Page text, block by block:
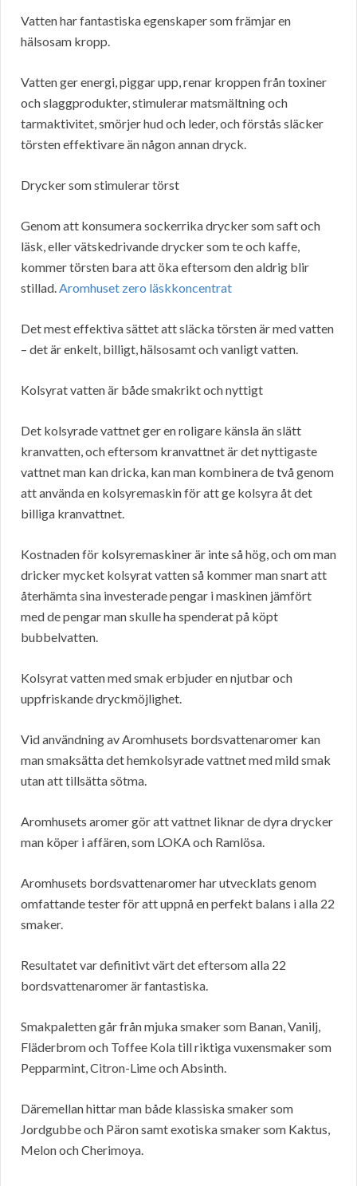
Vatten har fantastiska egenskaper som främjar en
hälsosam kropp.
Vatten ger energi, piggar upp, renar kroppen från toxiner
och slaggprodukter, stimulerar matsmältning och
tarmaktivitet, smörjer hud och leder, och förstås släcker
törsten effektivare än någon annan dryck.
Drycker som stimulerar törst
Genom att konsumera sockerrika drycker som saft och
läsk, eller vätskedrivande drycker som te och kaffe,
kommer törsten bara att öka eftersom den aldrig blir
stillad.Aromhuset zero läskkoncentrat
Det mest effektiva sättet att släcka törsten är med vatten
– det är enkelt, billigt, hälsosamt och vanligt vatten.
Kolsyrat vatten är både smakrikt och nyttigt
Det kolsyrade vattnet ger en roligare känsla än slätt
kranvatten, och eftersom kranvattnet är det nyttigaste
vattnet man kan dricka, kan man kombinera de två genom
att använda en kolsyremaskin för att ge kolsyra åt det
billiga kranvattnet.
Kostnaden för kolsyremaskiner är inte så hög, och om man
dricker mycket kolsyrat vatten så kommer man snart att
återhämta sina investerade pengar i maskinen jämfört
med de pengar man skulle ha spenderat på köpt
bubbelvatten.
Kolsyrat vatten med smak erbjuder en njutbar och
uppfriskande dryckmöjlighet.
Vid användning av Aromhusets bordsvattenaromer kan
man smaksätta det hemkolsyrade vattnet med mild smak
utan att tillsätta sötma.
Aromhusets aromer gör att vattnet liknar de dyra drycker
man köper i affären, som LOKA och Ramlösa.
Aromhusets bordsvattenaromer har utvecklats genom
omfattande tester för att uppnå en perfekt balans i alla 22
smaker.
Resultatet var definitivt värt det eftersom alla 22
bordsvattenaromer är fantastiska.
Smakpaletten går från mjuka smaker som Banan, Vanilj,
Fläderbrom och Toffee Kola till riktiga vuxensmaker som
Pepparmint, Citron-Lime och Absinth.
Däremellan hittar man både klassiska smaker som
Jordgubbe och Päron samt exotiska smaker som Kaktus,
Melon och Cherimoya.